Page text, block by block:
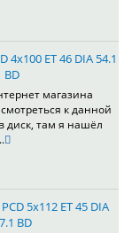
4x100 ET 46 DIA 54.1
BD
магазина
к данной
диск, там я нашёл
5x112 ET 45 DIA
BD